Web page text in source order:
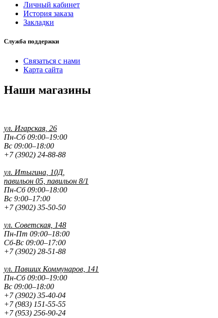
Личный кабинет
История заказа
Закладки
Служба поддержки
Связаться с нами
Карта сайта
Наши магазины
ул. Игарская, 26
Пн-Сб 09:00–19:00
Вс 09:00–18:00
+7 (3902) 24-88-88
ул. Итыгина, 10Д,
павильон 05, павильон 8/1
Пн-Сб 09:00–18:00
Вс 9:00–17:00
+7 (3902) 35-50-50
ул. Советская, 148
Пн-Пт 09:00–18:00
Сб-Вс 09:00–17:00
+7 (3902) 28-51-88
ул. Павших Коммунаров, 141
Пн-Сб 09:00–19:00
Вс 09:00–18:00
+7 (3902) 35-40-04
+7 (983) 151-55-55
+7 (953) 256-90-24